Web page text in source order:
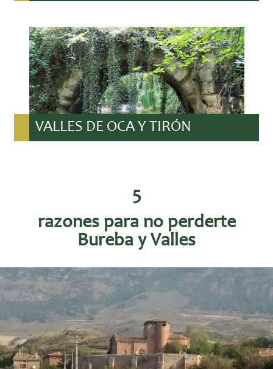
VALLES DE OCA Y TIRÓN
5
razones para no perderte
Bureba y Valles